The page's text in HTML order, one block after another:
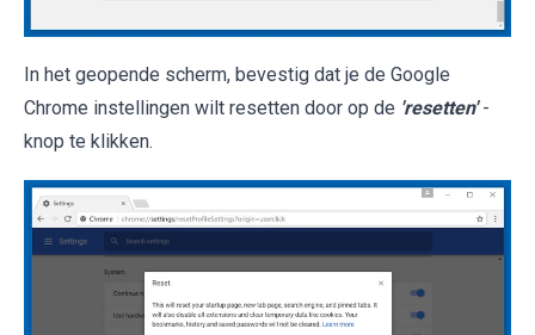
In het geopende scherm, bevestig dat je de Google
Chrome instellingen wilt resetten door op de 'resetten' -
knop te klikken.